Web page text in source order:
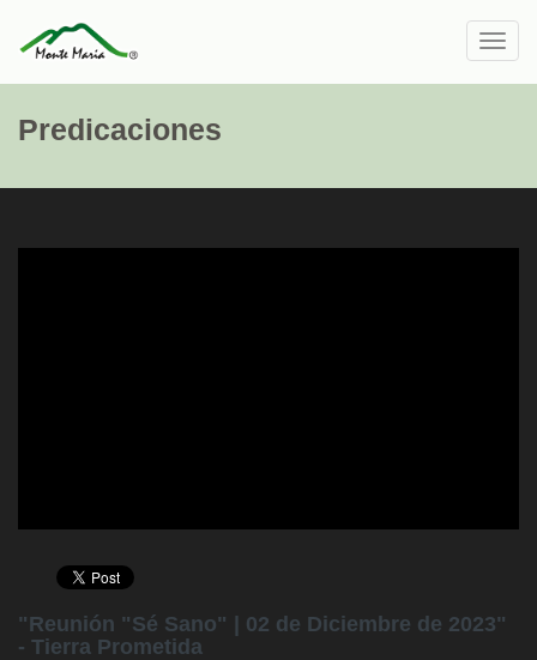
Predicaciones
"Reunión "Sé Sano" | 02 de Diciembre de 2023"
- Tierra Prometida